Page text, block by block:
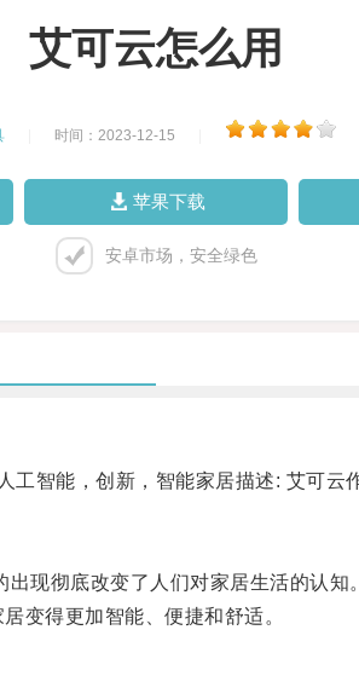
艾可云怎么用
时间：2023-12-15
苹果下载
安卓市场，安全绿色
能，创新，智能家居描述: 艾可云
现彻底改变了人们对家居生活的认知。
得更加智能、便捷和舒适。